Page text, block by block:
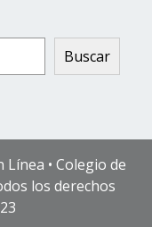
Buscar
• Colegio de
los derechos